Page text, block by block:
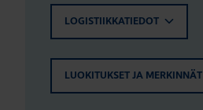
LOGISTIIKKATIEDOT
LUOKITUKSET JA MERKINNÄT